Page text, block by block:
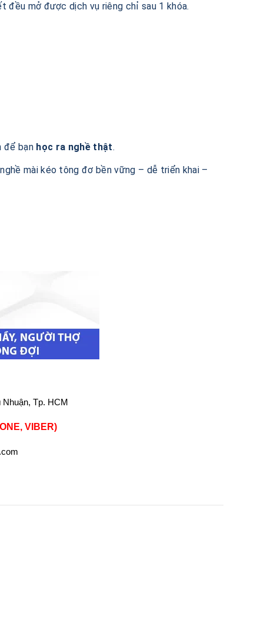
đều mở được dịch vụ riêng chỉ sau 1 khóa.
để bạn học ra nghề thật.
mài kéo tông đơ bền vững – dễ triển khai –
Tp. HCM
VIBER)